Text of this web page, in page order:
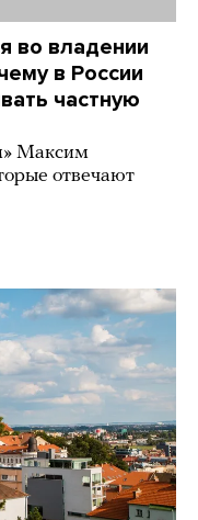
во владении
в России
частную
Максим
отвечают